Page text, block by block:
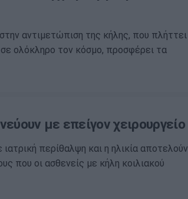
αντιμετώπιση της κήλης, που πλήττει
ολόκληρο τον κόσμο, προσφέρει τα
με επείγον χειρουργείο
περίθαλψη και η ηλικία αποτελούν
που οι ασθενείς με κήλη κοιλιακού